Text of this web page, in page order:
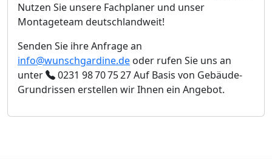
Nutzen Sie unsere Fachplaner und unser
Montageteam deutschlandweit!
Senden Sie ihre Anfrage an
info@wunschgardine.de oder rufen Sie uns an
unter
0231 98 70 75 27Auf Basis von Gebäude-
Grundrissen erstellen wir Ihnen ein Angebot.